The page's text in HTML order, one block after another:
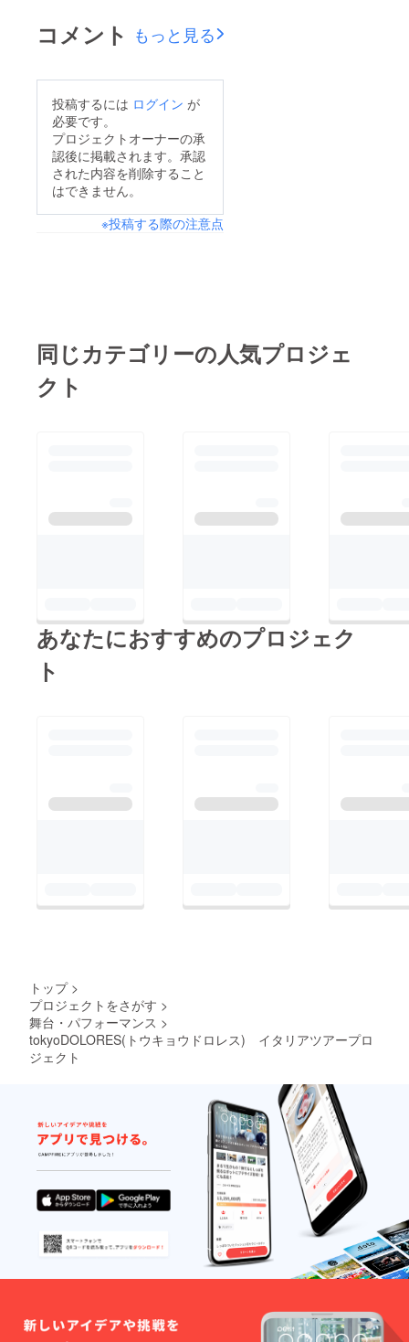
よろしくお願いいたし
ありがとうございま
は、日本のアートや文
化を海外にパフォーマ
ンスを通し、広げてい
きたいという思いの
元、立ち上がったアー
トチームです。今回、
皆様のおかげで、日本
い会場、スタッフ、多
皆様に支援していただ
く、面白いものにして
いこうと、強く感じさ
は、今後とも海外、日
の期待に応えられるよ
ます。引き続きご支
援・ご助言宜しくお願
支援のお陰で、私たち
ドロレスは、無事に
ました!!先ほど打ち合
わせも終了しまして、
後は明日に備えるのみ
です!!また少しずつ報
続き宜しくお願い致し
コメント もっと見る
投稿するには ログイン が
必要です。
プロジェクトオーナーの承
認後に掲載されます。承認
された内容を削除すること
はできません。
※投稿する際の注意点
同じカテゴリーの人気プロジェ
クト
あなたにおすすめのプロジェク
ト
トップ >
プロジェクトをさがす >
舞台・パフォーマンス >
tokyoDOLORES(トウキョウドロレス) イタリアツアープロ
ジェクト